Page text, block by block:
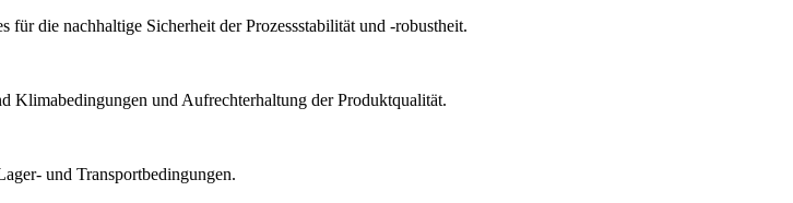
die nachhaltige Sicherheit der Prozessstabilität und -robustheit.
Klimabedingungen und Aufrechterhaltung der Produktqualität.
und Transportbedingungen.